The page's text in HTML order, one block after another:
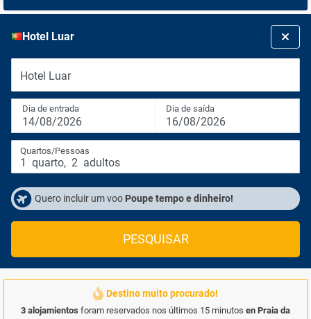
Hotel Luar
Hotel Luar
Dia de entrada
14/08/2026
Dia de saída
16/08/2026
Quartos/Pessoas
1 quarto, 2 adultos
Quero incluir um voo Poupe tempo e dinheiro!
PESQUISAR
Destino muito procurado!
3 alojamientos foram reservados nos últimos 15 minutos en Praia da